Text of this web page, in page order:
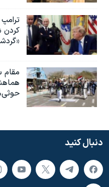
کردن
دنبال کنید